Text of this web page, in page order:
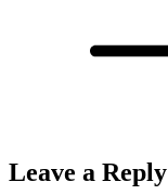
Leave a Reply